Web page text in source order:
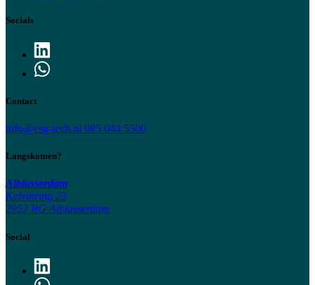
Socials
Contact
info@esg-tech.nl 085 044 5500
Langskomen?
Alblasserdam
Kelvinring 23
2952 BG Alblasserdam
Social